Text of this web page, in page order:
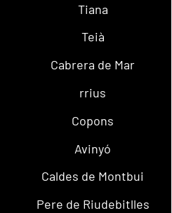
Tiana
Teià
Cabrera de Mar
rrius
Copons
Avinyó
Caldes de Montbui
Pere de Riudebitlles